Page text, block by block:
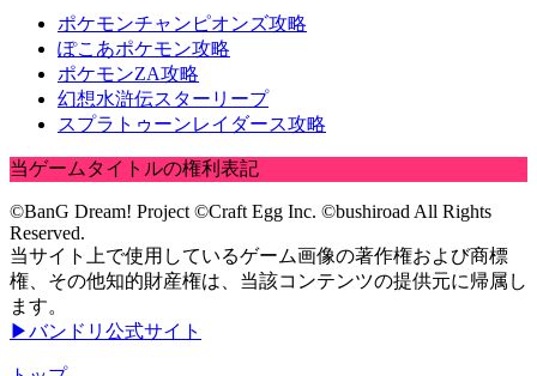
ポケモンチャンピオンズ攻略
ぽこあポケモン攻略
ポケモンZA攻略
幻想水滸伝スターリープ
スプラトゥーンレイダース攻略
当ゲームタイトルの権利表記
©BanG Dream! Project ©Craft Egg Inc. ©bushiroad All Rights
Reserved.
当サイト上で使用しているゲーム画像の著作権および商標
権、その他知的財産権は、当該コンテンツの提供元に帰属し
ます。
▶バンドリ公式サイト